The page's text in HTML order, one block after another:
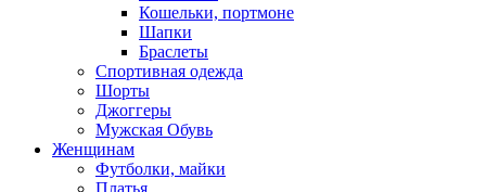
Кошельки, портмоне
Шапки
Браслеты
Спортивная одежда
Шорты
Джоггеры
Мужская Обувь
Женщинам
Футболки, майки
Платья